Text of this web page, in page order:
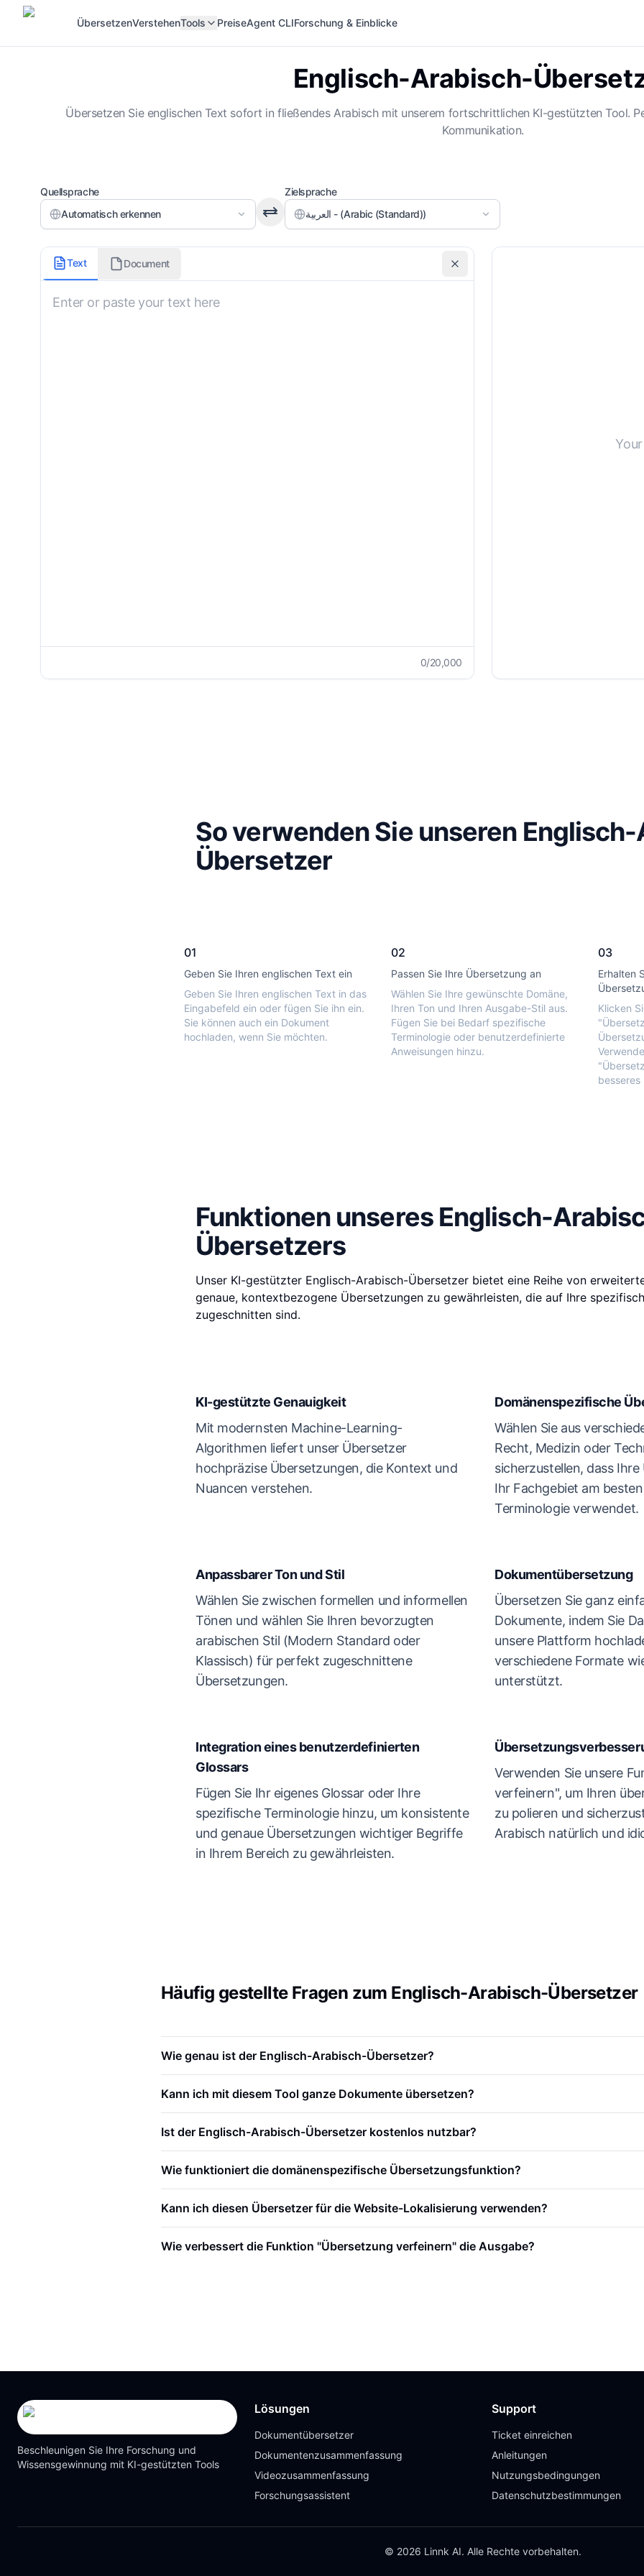
ÜbersetzenVerstehenTools PreiseAgent CLIForschung & Einblicke
Englisch-Arabisch-
Übersetzen Sie englischen Text sofort in fließendes Arabisch mit unserem fortschrittlichen KI-gestützten Tool.
Kommunikation.
Quellsprache
Automatisch erkennen
Zielsprache
العربية - (Arabic (Standard))
Übersetzungsdomäne
Allgemein
Text Document
0/20,000
So verwenden Sie unseren
Übersetzer
01
Geben Sie Ihren englischen Text ein
Geben Sie Ihren englischen Text in das
Eingabefeld ein oder fügen Sie ihn ein.
Sie können auch ein Dokument
hochladen, wenn Sie möchten.
02
Passen Sie Ihre Übersetzung an
Wählen Sie Ihre gewünschte Domäne,
Ihren Ton und Ihren Ausgabe-Stil aus.
Fügen Sie bei Bedarf spezifische
Terminologie oder benutzerdefinierte
Anweisungen hinzu.
03
Erhalten
Klicken
besseres
Funktionen unseres Englisch-
Übersetzers
Unser KI-gestützter Englisch-Arabisch-Übersetzer bietet eine Reihe von
genaue, kontextbezogene Übersetzungen zu gewährleisten, die auf Ihre
zugeschnitten sind.
KI-gestützte Genauigkeit
Mit modernsten Machine-Learning-
Algorithmen liefert unser Übersetzer
hochpräzise Übersetzungen, die Kontext und
Nuancen verstehen.
Domänenspezifische
Wählen Sie aus
Recht, Medizin oder
sicherzustellen, dass
Ihr Fachgebiet am
Terminologie verwendet.
Anpassbarer Ton und Stil
Wählen Sie zwischen formellen und informellen
Tönen und wählen Sie Ihren bevorzugten
arabischen Stil (Modern Standard oder
Klassisch) für perfekt zugeschnittene
Übersetzungen.
Dokumentübersetzung
Übersetzen Sie ganz
Dokumente, indem Sie
unsere Plattform
verschiedene Formate
unterstützt.
Integration eines benutzerdefinierten
Glossars
Fügen Sie Ihr eigenes Glossar oder Ihre
spezifische Terminologie hinzu, um konsistente
und genaue Übersetzungen wichtiger Begriffe
in Ihrem Bereich zu gewährleisten.
Verwenden Sie unsere
verfeinern", um Ihren
zu polieren und
Arabisch natürlich und
Häufig gestellte Fragen zum Englisch-Arabisch-Übersetzer
Wie genau ist der Englisch-Arabisch-Übersetzer?
Kann ich mit diesem Tool ganze Dokumente übersetzen?
Ist der Englisch-Arabisch-Übersetzer kostenlos nutzbar?
Wie funktioniert die domänenspezifische Übersetzungsfunktion?
Kann ich diesen Übersetzer für die Website-Lokalisierung verwenden?
Wie verbessert die Funktion "Übersetzung verfeinern" die Ausgabe?
Beschleunigen Sie Ihre Forschung und
Wissensgewinnung mit KI-gestützten Tools
Lösungen
Dokumentübersetzer
Dokumentenzusammenfassung
Videozusammenfassung
Forschungsassistent
Support
Ticket einreichen
Anleitungen
Nutzungsbedingungen
Datenschutzbestimmungen
© 2026 Linnk AI. Alle Rechte vorbehalten.